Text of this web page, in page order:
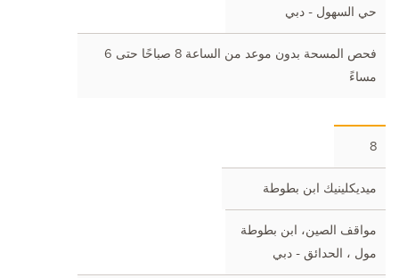
حي السهول - دبي
فحص المسحة بدون موعد من الساعة 8 صباحًا حتى 6
مساءً
8
ميديكلينيك ابن بطوطة
مواقف الصين، ابن بطوطة
مول ، الحدائق - دبي